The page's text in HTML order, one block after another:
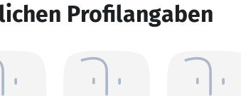
Profilangaben